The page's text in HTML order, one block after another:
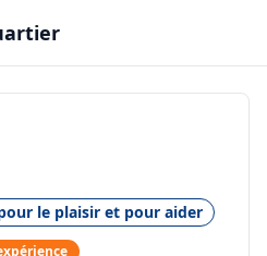
le plaisir et pour aider